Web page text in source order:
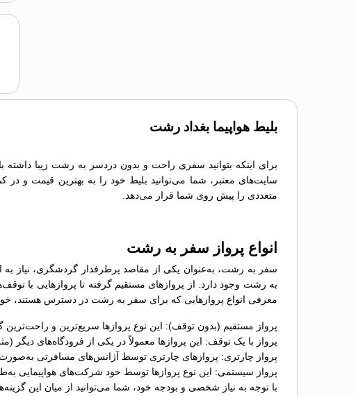
بلیط هواپیما بغداد رشت
برای اینکه بتوانید سفری راحت و بدون دردسر به رشت زیبا داشته
سایت‌های معتبر، شما می‌توانید بلیط خود را به بهترین قیمت و در
متعددی را پیش روی شما قرار می‌دهد.
انواع پرواز سفر به رشت
سفر به رشت، به‌عنوان یکی از مقاصد پرطرفدار گردشگری، نیاز به
به رشت وجود دارد. از پروازهای مستقیم گرفته تا پروازهایی با
معرفی انواع پروازهایی که برای سفر به رشت در دسترس هستند،
پرواز مستقیم (بدون توقف): این نوع پروازها سریع‌ترین و
پرواز با یک توقف: این پروازها معمولاً در یکی از فرودگاه‌های
پرواز چارتری: پروازهای چارتری توسط آژانس‌های مسافرتی
پرواز سیستمی: این نوع پروازها توسط خود شرکت‌های هواپیمایی
با توجه به نیاز شخصی و بودجه خود، شما می‌توانید از میان این